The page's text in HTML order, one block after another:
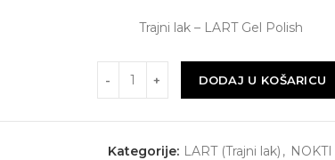
Trajni lak – LART Gel Polish
DODAJ U KOŠARICU
Kategorije: LART (Trajni lak) , NOKTI